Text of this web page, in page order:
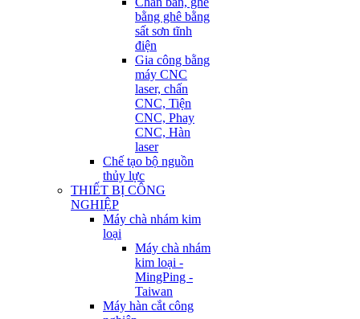
bằng ghê bằng
sất sơn tĩnh
điện
Gia công bằng
máy CNC
laser, chấn
CNC, Tiện
CNC, Phay
CNC, Hàn
laser
Chế tạo bộ nguồn
thủy lực
THIẾT BỊ CÔNG
NGHIỆP
Máy chà nhám kim
loại
Máy chà nhám
kim loại -
MingPing -
Taiwan
Máy hàn cắt công